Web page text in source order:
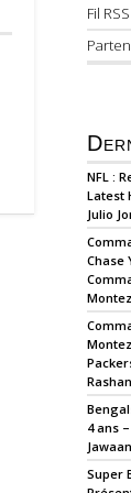
Fil RSS
NFL :
Latest
Julio
Chase
4 ans
Super